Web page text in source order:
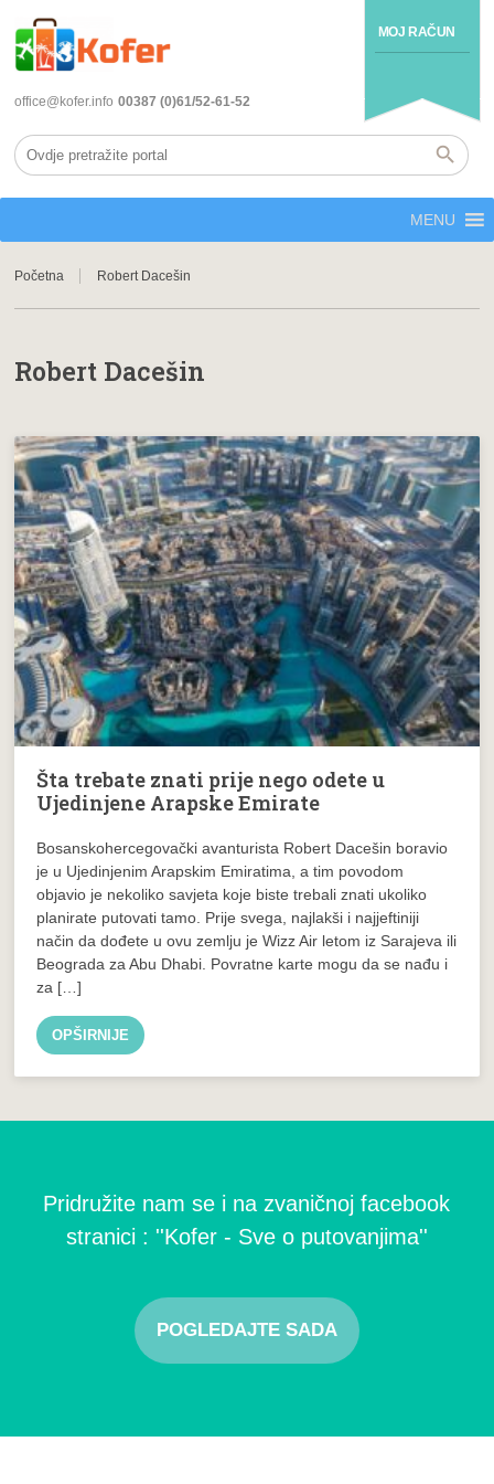
MOJ RAČUN
office@kofer.info 00387 (0)61/52-61-52
MENU
Početna Robert Dacešin
Robert Dacešin
Šta trebate znati prije nego odete u
Ujedinjene Arapske Emirate
Bosanskohercegovački avanturista Robert Dacešin boravio
je u Ujedinjenim Arapskim Emiratima, a tim povodom
objavio je nekoliko savjeta koje biste trebali znati ukoliko
planirate putovati tamo. Prije svega, najlakši i najjeftiniji
način da dođete u ovu zemlju je Wizz Air letom iz Sarajeva ili
Beograda za Abu Dhabi. Povratne karte mogu da se nađu i
za […]
OPŠIRNIJE
Pridružite nam se i na zvaničnoj facebook
stranici : ''Kofer - Sve o putovanjima''
POGLEDAJTE SADA